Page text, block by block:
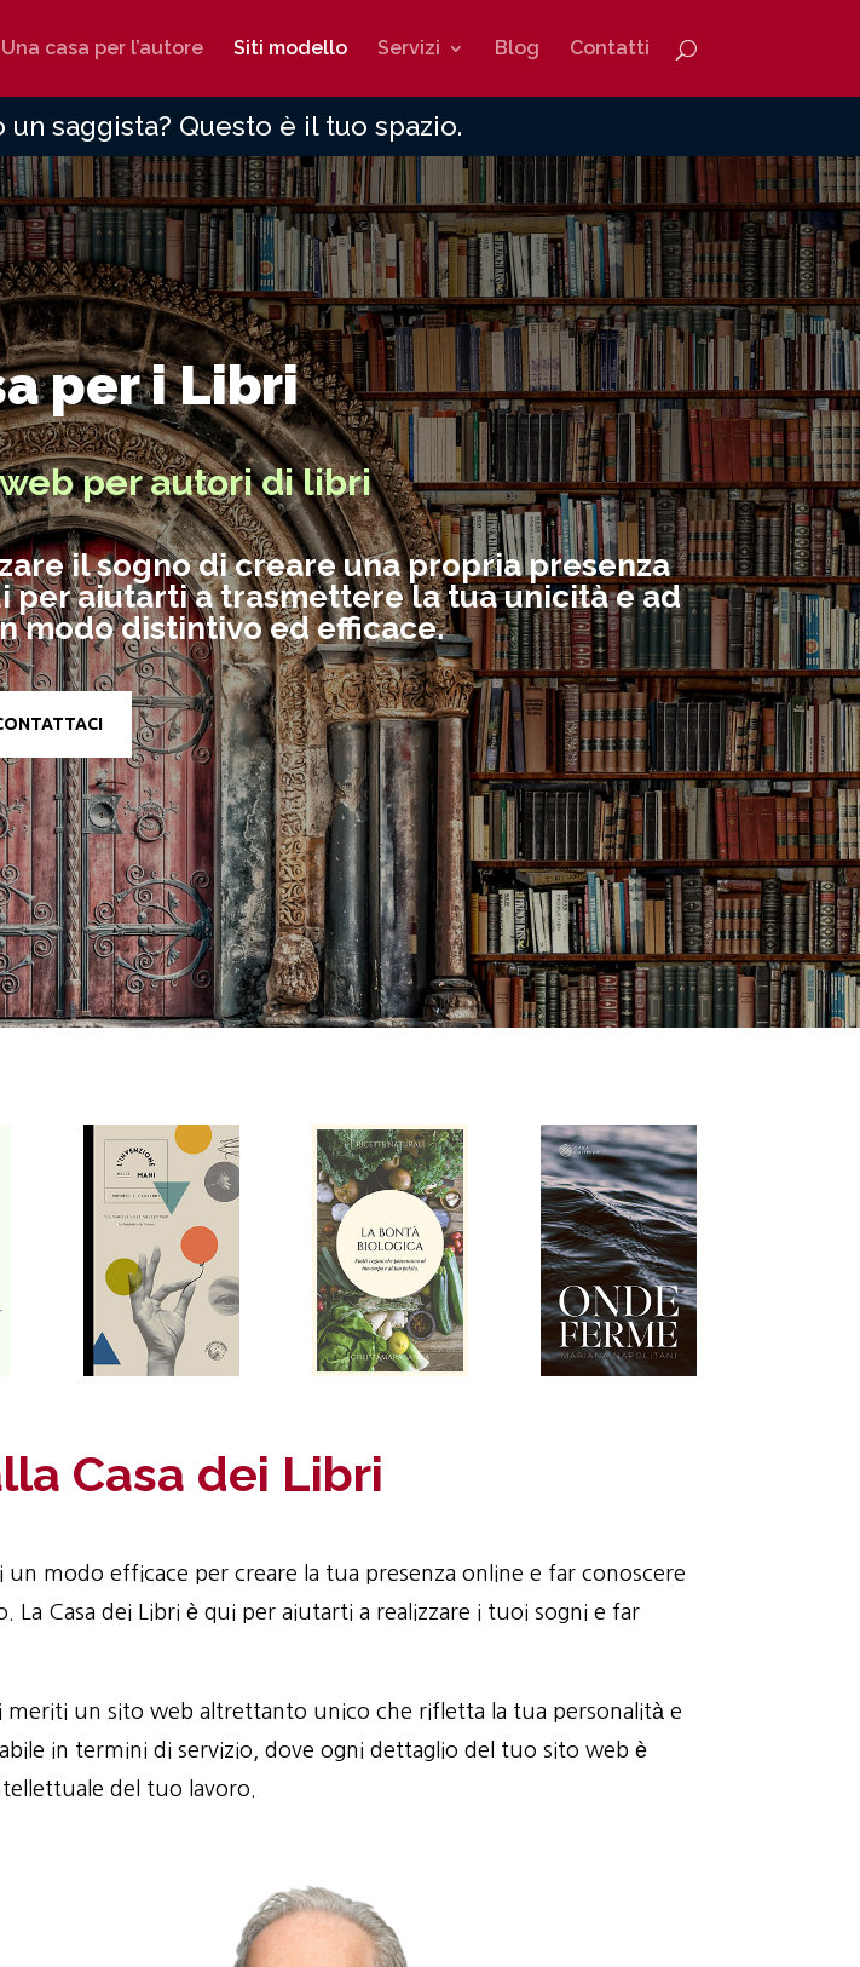
Una casa per l’autore Siti modello Servizi Blog Contatti
saggista? Questo è il tuo spazio.
per i Libri
per autori di libri
il sogno di creare una propria presenza
per aiutarti a trasmettere la tua unicità e ad
modo distintivo ed efficace.
Casa dei Libri
modo efficace per creare la tua presenza online e far conoscere
Casa dei Libri è qui per aiutarti a realizzare i tuoi sogni e far
un sito web altrettanto unico che rifletta la tua personalità e
in termini di servizio, dove ogni dettaglio del tuo sito web è
del tuo lavoro.